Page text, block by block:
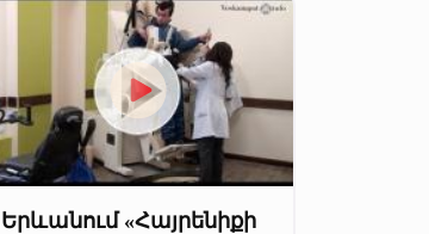
Երևանում «Հայրենիքի